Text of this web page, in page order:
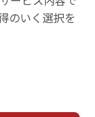
のいく選択を